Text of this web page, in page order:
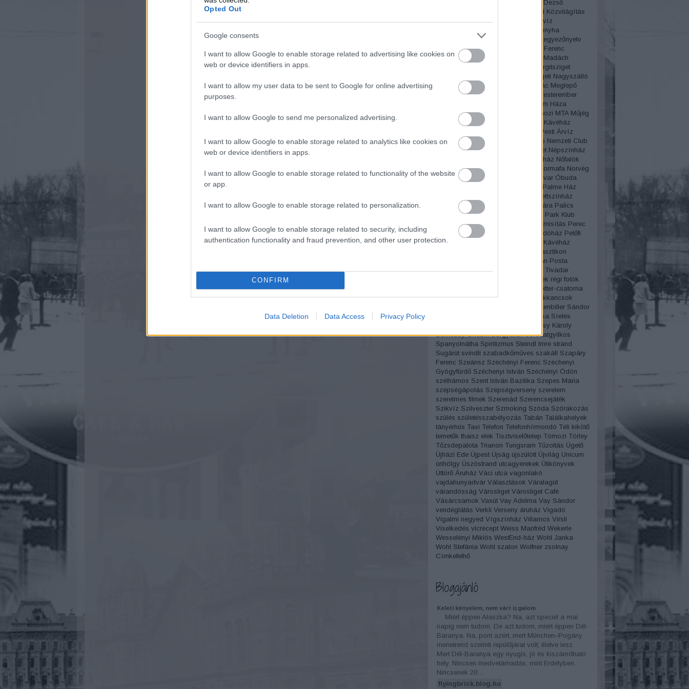
Opted Out
Google consents
I want to allow Google to enable storage related to advertising like cookies on
web or device identifiers in apps.
I want to allow my user data to be sent to Google for online advertising
purposes.
I want to allow Google to send me personalized advertising.
I want to allow Google to enable storage related to analytics like cookies on
web or device identifiers in apps.
I want to allow Google to enable storage related to functionality of the website
or app.
I want to allow Google to enable storage related to personalization.
I want to allow Google to enable storage related to security, including
authentication functionality and fraud prevention, and other user protection.
CONFIRM
Data Deletion Data Access Privacy Policy
Kosztolányi Dezső
Közvágóhíd Közvilágítás
Kresz Géza Krúdy Gyula
Kvíz
Lacikonyha
Lánchíd
Legyezőnyelv
Le Procope
Liszt Ferenc
Lornyon
Lottó áruház
Madách
Margitsziget
Margitszigeti Nagyszálló
Mária Valéria telep
Martinovics Ignác Meglepő
Megszólítások
Mesterember
Millenium Háza
Millennium Molnár Ferenc mozi MTA Műjég
Mulatás
Mulató Mulatozás
Művész Kávéház
Nagy Pesti Árvíz
Németvölgyi temető
Nemzeti Casino Nemzeti Club
Nemzeti Múzeum
Népsziget Népszínház
New York kávéház Nőfalók
Női divat Normafa Norvég
csúszka
Nyaralás Nyugati pályaudvar Óbuda
Olof Palme Ház
Operettszínház
Ördöglovas
Országház Ős-Budavára Palics
Párbaj
Park Klub
Parlament pék péklázadás Pénzhamisítás Perec
Pesti árvíz
Pesti Broadway Pesti indóház Petőfi
Sándor
Pilvax Kávéház
Plasztikon
porcelán Posta
Próbamamzel Projectográf
Puskás Tivadar
régi filmek régi fotók
Reitter-csatorna
Rejtő Jenő Reklám Rendszámok
Rikkancsok
rottenbiller Sándor
Schwimmer Rózsa Síelés
Somossy Károly
Somossy Orfeum Sörgyárak sorozatgyilkos
Spanyolnátha Spiritizmus Steindl Imre strand
Sugárút svindli szabadkőműves szakáll Szapáry
Ferenc Szeánsz Széchényi Ferenc Széchenyi
Gyógyfürdő Széchenyi István Széchényi Ödön
szélhámos Szent István Bazilika Szepes Mária
szépségápolás Szépségverseny szerelem
szerelmes filmek Szerenád Szerencsejáték
Szikvíz Szilveszter Szmoking Szóda Szórakozás
szülés születésszabélyozás Tabán Találkahelyek
tányérhús Taxi Telefon Telefonhírmondó Téli kikötő
temetők thaisz elek Tisztviselőtelep Tómozi Törley
Tőzsdepalota Trianon Tungsram Tűzoltás Ügető
Újházi Ede Újpest Újság újszülött Újvilág Unicum
úrihölgy Úszóstrand utcagyerekek Útikönyvek
Úttörő Áruház Váci utca vagonlakó
vajdahunyadvár Választások Váralagút
várandósság Városliget Városliget Café
Vásárcsarnok Vasút Vay Adelma Vay Sándor
vendéglátás Verkli Verseny áruház Vigadó
Vigalmi negyed Vígszínház Villamos Virsli
Viselkedés vlcrecept Weiss Manfréd Wekerle
Wesselényi Miklós WestEnd-ház Wohl Janka
Wohl Stefánia Wohl szalon Wolfner zsolnay
Címkefelhő
Blogajánló
Keleti kényelem, nem várt izgalom
Miért éppen Alaszka? Na, azt speciel a mai
napig nem tudom. De azt tudom, miért éppen Dél-
Baranya. Na, pont azért, mert München–Pogány
menetrend szerinti repülőjárat volt, illetve lesz.
Mert Dél-Baranya egy nyugis, jó és kiszámítható
hely. Nincsen medvetámadás, mint Erdélyben.
Nincsenek 20…
flyingbrick.blog.hu